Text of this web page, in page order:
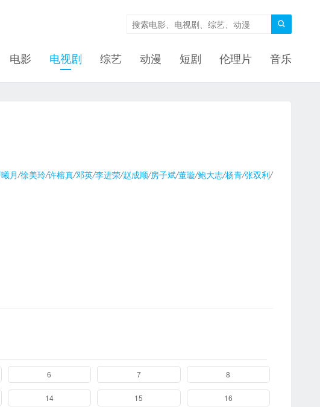

电影 电视剧 综艺 动漫 短剧 伦理片 音乐
月/徐美玲/许榕真/邓英/李进荣/赵成顺/房子斌/董璇/鲍大志/杨青/张双利/
6 7 8
14 15 16